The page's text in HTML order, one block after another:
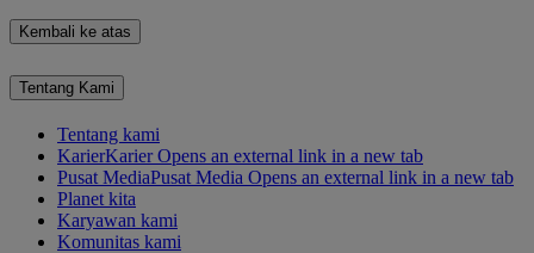
Kembali ke atas
Tentang Kami
Tentang kami
KarierKarier Opens an external link in a new tab
Pusat MediaPusat Media Opens an external link in a new tab
Planet kita
Karyawan kami
Komunitas kami